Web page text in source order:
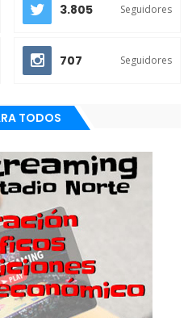
3.805 Seguidores
707 Seguidores
TODOS